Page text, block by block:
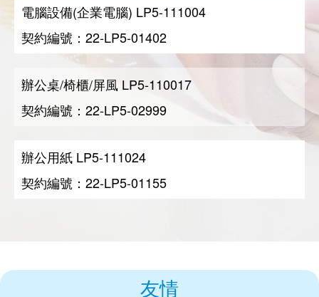
電腦設備(企業電腦) LP5-111004
契約編號：22-LP5-01402
辦公桌/椅櫃/屏風 LP5-110017
契約編號：22-LP5-02999
辦公用紙 LP5-111024
契約編號：22-LP5-01155
友情